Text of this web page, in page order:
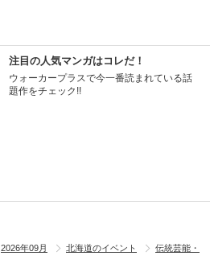
注目の人気マンガはコレだ！
ウォーカープラスで今一番読まれている話
題作をチェック!!
2026年09月 北海道のイベント
伝統芸能・